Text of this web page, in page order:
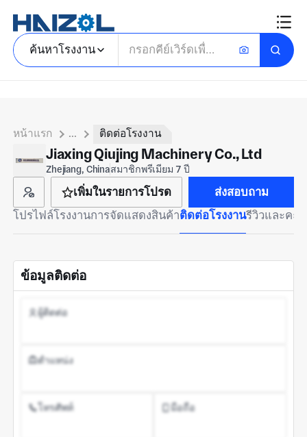
ค้นหาโรงงาน
หน้าแรก ... ติดต่อโรงงาน
Jiaxing Qiujing Machinery Co., Ltd
Zhejiang, Chinaสมาชิกพรีเมียม 7 ปี
เพิ่มในรายการโปรด
ส่งสอบถาม
โปรไฟล์โรงงานการจัดแสดงสินค้าติดต่อโรงงานรีวิวและคะ
ข้อมูลติดต่อ
ผู้ติดต่อ
ตำแหน่ง
โทรศัพท์ มือถือ